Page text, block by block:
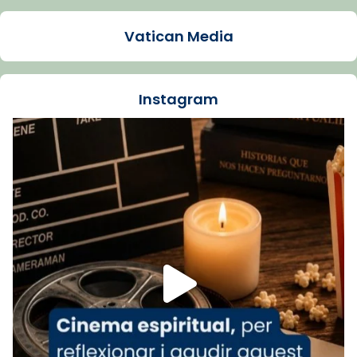
Santes de Mataró.
🔗tinyurl.com/cvu5jmbk
Foto
View on Facebook Share
Arquebisbat de Barcelonais at Catedral
de Barcelona.
1 week ago
Aquest dilluns, 27 de juliol, ha tingut lloc la
missa d’acció de gràcies en agraïment al
comitè organitzador de la visita apostòlica
del Sant Pare Lleó XIV a Barcelona, i als
col·laboradors, a la Catedral de Barcelona.
Vatican Media
Instagram